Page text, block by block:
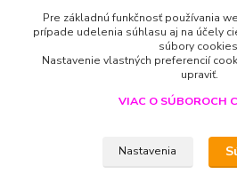
yodeyma.parfemy@gmail.com
Upravit sběr
Pre základnú funkčnosť používania
prípade udelenia súhlasu aj na účely
súbory
Nastavenie vlastných preferencií
upraviť.
VIAC O SÚBOROCH
Nastavenia